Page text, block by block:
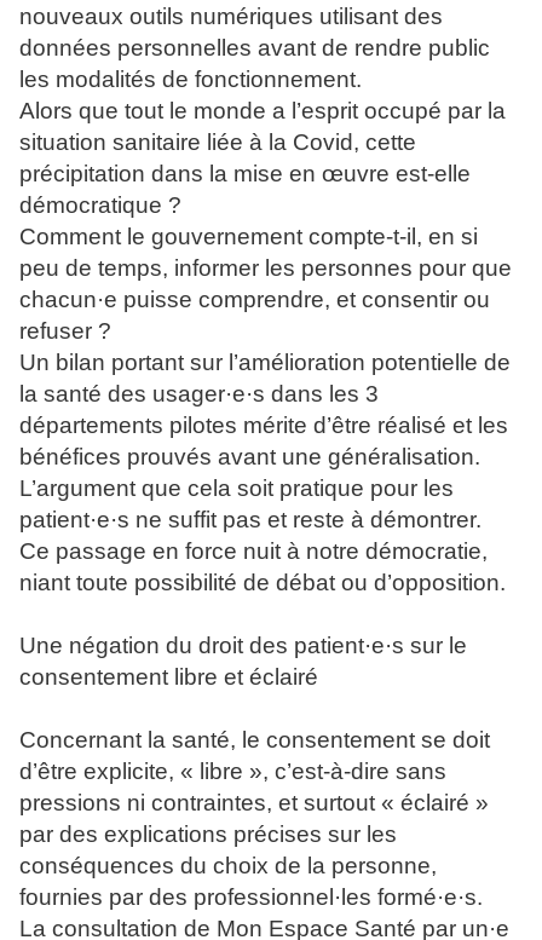
nouveaux outils numériques utilisant des
données personnelles avant de rendre public
les modalités de fonctionnement.
Alors que tout le monde a l’esprit occupé par la
situation sanitaire liée à la Covid, cette
précipitation dans la mise en œuvre est-elle
démocratique ?
Comment le gouvernement compte-t-il, en si
peu de temps, informer les personnes pour que
chacun·e puisse comprendre, et consentir ou
refuser ?
Un bilan portant sur l’amélioration potentielle de
la santé des usager·e·s dans les 3
départements pilotes mérite d’être réalisé et les
bénéfices prouvés avant une généralisation.
L’argument que cela soit pratique pour les
patient·e·s ne suffit pas et reste à démontrer.
Ce passage en force nuit à notre démocratie,
niant toute possibilité de débat ou d’opposition.
Une négation du droit des patient·e·s sur le
consentement libre et éclairé
Concernant la santé, le consentement se doit
d’être explicite, « libre », c’est-à-dire sans
pressions ni contraintes, et surtout « éclairé »
par des explications précises sur les
conséquences du choix de la personne,
fournies par des professionnel·les formé·e·s.
La consultation de Mon Espace Santé par un·e